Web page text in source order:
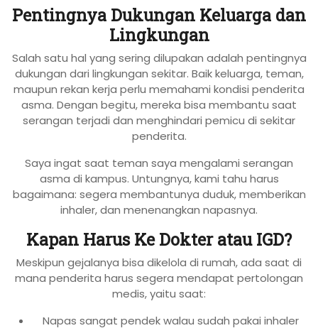
Pentingnya Dukungan Keluarga dan
Lingkungan
Salah satu hal yang sering dilupakan adalah pentingnya
dukungan dari lingkungan sekitar. Baik keluarga, teman,
maupun rekan kerja perlu memahami kondisi penderita
asma. Dengan begitu, mereka bisa membantu saat
serangan terjadi dan menghindari pemicu di sekitar
penderita.
Saya ingat saat teman saya mengalami serangan
asma di kampus. Untungnya, kami tahu harus
bagaimana: segera membantunya duduk, memberikan
inhaler, dan menenangkan napasnya.
Kapan Harus Ke Dokter atau IGD?
Meskipun gejalanya bisa dikelola di rumah, ada saat di
mana penderita harus segera mendapat pertolongan
medis, yaitu saat:
Napas sangat pendek walau sudah pakai inhaler